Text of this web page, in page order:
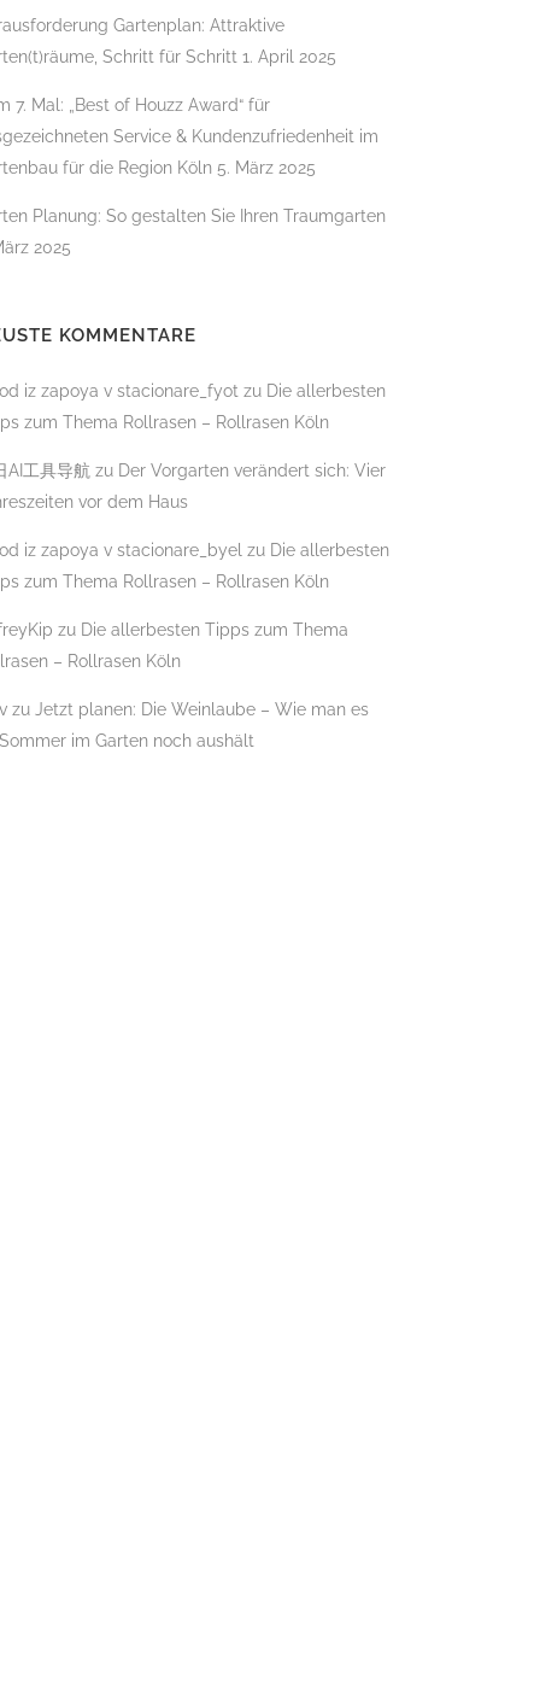
Gartenplan: Attraktive
Schritt für Schritt 1. April 2025
7. Mal: „Best of Houzz Award“ für
Service & Kundenzufriedenheit im
für die Region Köln 5. März 2025
Planung: So gestalten Sie Ihren Traumgarten
2025
KOMMENTARE
iz zapoya v stacionare_fyot zu Die allerbesten
zum Thema Rollrasen – Rollrasen Köln
AI工具导航 zu Der Vorgarten verändert sich: Vier
vor dem Haus
iz zapoya v stacionare_byel zu Die allerbesten
zum Thema Rollrasen – Rollrasen Köln
zu Die allerbesten Tipps zum Thema
– Rollrasen Köln
zu Jetzt planen: Die Weinlaube – Wie man es
im Garten noch aushält